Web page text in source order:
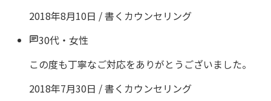
2018年8月10日 /書くカウンセリング
30代 ・ 女性
この度も丁寧なご対応をありがとうございました。
2018年7月30日 /書くカウンセリング